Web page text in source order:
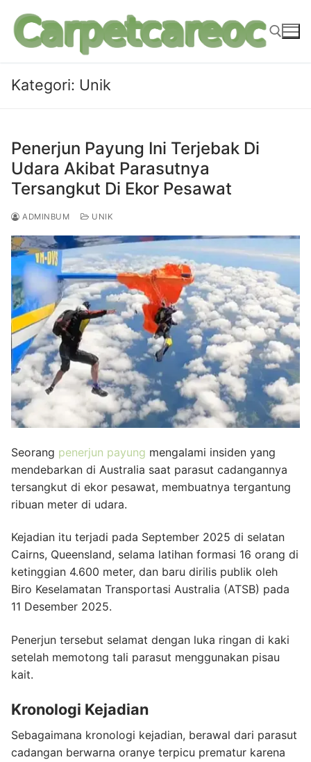
konten
Kategori: Unik
Penerjun Payung Ini Terjebak Di
Udara Akibat Parasutnya
Tersangkut Di Ekor Pesawat
ADMINBUM UNIK
Seorang penerjun payung mengalami insiden yang
mendebarkan di Australia saat parasut cadangannya
tersangkut di ekor pesawat, membuatnya tergantung
ribuan meter di udara.
Kejadian itu terjadi pada September 2025 di selatan
Cairns, Queensland, selama latihan formasi 16 orang di
ketinggian 4.600 meter, dan baru dirilis publik oleh
Biro Keselamatan Transportasi Australia (ATSB) pada
11 Desember 2025.
Penerjun tersebut selamat dengan luka ringan di kaki
setelah memotong tali parasut menggunakan pisau
kait.
Kronologi Kejadian
Sebagaimana kronologi kejadian, berawal dari parasut
cadangan berwarna oranye terpicu prematur karena